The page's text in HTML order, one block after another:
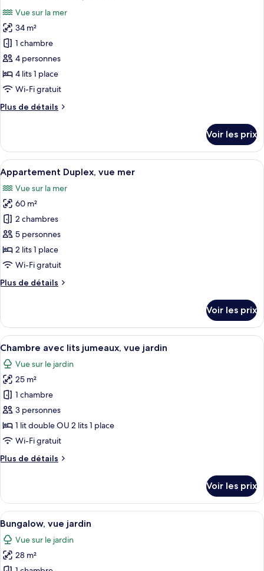
mer
Chambre
avec
lits
jumeaux,
vue
mer
toutes
les
photos
pour
ce
type
de
chambre :
Chambre
mer
Vue sur la mer
34 m²
1 chambre
4 personnes
4 lits 1 place
Wi-Fi gratuit
Plus de détails
Plus
le
type
de
chambre
Chambre
Familiale,
vue
mer
Voir les prix
Afficher
toutes
les
photos
pour
ce
type
de
chambre :
Appartement
mer
Une chambre d’hôtel avec un lit, un
7
Appartement Duplex, vue mer
Vue sur la mer
60 m²
2 chambres
5 personnes
2 lits 1 place
Wi-Fi gratuit
Plus de détails
Plus
le
type
de
Appartement
Duplex,
vue
mer
Voir les prix
Afficher
toutes
les
photos
pour
ce
type
de
chambre :
Chambre
jumeaux,
vue
jardin
Une chambre d’hôtel comprenant
8
Chambre avec lits jumeaux, vue jardin
Vue sur le jardin
25 m²
1 chambre
3 personnes
1 lit double OU 2 lits 1 place
Wi-Fi gratuit
Plus de détails
Plus
le
type
de
chambre
Chambre
avec
lits
Voir les prix
Afficher
toutes
les
photos
Une chambre d’hôtel comprenant
7
Bungalow, vue jardin
Vue sur le jardin
28 m²